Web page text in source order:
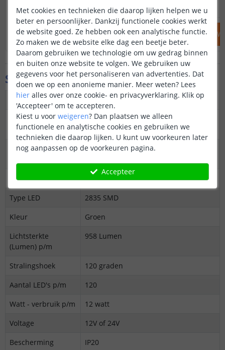
49,
IN WINKELWAGEN IN
Specificaties
Dimbaar
Ja
3M plakstrip over
gehele lengte
Ja
Op maat te
12V: Elke 2,5 cm
Datasheet
Download
Type LED
2835 SMD
Kleur
Groen
Lichtsterkte
(Lumen) p/m
958 Lumen
Stralingshoek
120 graden
Aantal LED's p/m
120
Watt - verbruik p/m
12 watt
Voltage
12V of 24V
Bescherming
IP20
Met cookies en technieken die daarop lijken helpen we u
beter en persoonlijker. Dankzij functionele cookies werkt
de website goed. Ze hebben ook een analytische functie.
Zo maken we de website elke dag een beetje beter.
Daarom gebruiken we technologie om uw gedrag binnen
en buiten onze website te volgen. We gebruiken uw
gegevens voor het personaliseren van advertenties. Dat
doen we op een anonieme manier. Meer weten? Lees
hier alles over onze cookie- en privacyverklaring. Klik op
'Accepteer' om te accepteren.
Kiest u voor weigeren? Dan plaatsen we alleen
functionele en analytische cookies en gebruiken we
technieken die daarop lijken. U kunt uw voorkeuren later
nog aanpassen op de voorkeuren pagina.
Accepteer